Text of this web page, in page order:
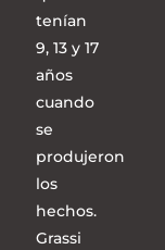
tenían
9, 13 y 17
años
cuando
se
produjeron
los
hechos.
Grassi